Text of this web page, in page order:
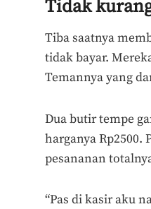
Tidak
Tiba saatnya
tidak bayar.
Temannya yang
Dua butir tempe
harganya Rp2500.
pesananan
“Pas di kasir aku